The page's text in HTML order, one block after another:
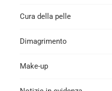
Cura della pelle
Dimagrimento
Make-up